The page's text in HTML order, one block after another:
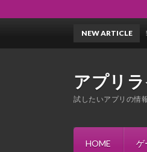
アプリ
試したいアプリの情
HOME ゲ
NEW ARTICLE